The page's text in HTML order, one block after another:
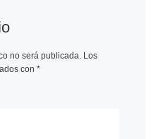
no será publicada. Los
con *